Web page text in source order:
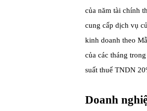
của năm tài chính
cung cấp dịch vụ
kinh doanh theo
của các tháng
suất thuế TNDN
Doanh